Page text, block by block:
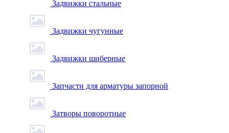
Задвижки стальные
Задвижки чугунные
Задвижки шиберные
Запчасти для арматуры запорной
Затворы поворотные